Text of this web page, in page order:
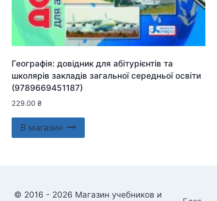
Географія: довідник для абітурієнтів та
школярів закладів загальної середньої освіти
(9789669451187)
229.00 ₴
В магазин
© 2016 - 2026 Магазин учебников и